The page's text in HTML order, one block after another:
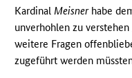
Kardinal Meisnerhabe
unverhohlen zu
weitere Fragen
zugeführt werden